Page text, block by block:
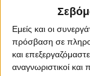
Εμείς και οι
πρόσβαση σε
και
αναγνωριστικοί
About Offradio